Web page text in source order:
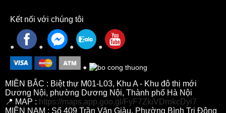
Kết nối với chúng tôi
MIỀN BẮC : Biệt thự M01-L03, Khu A - Khu đô thị mới
Dương Nội, phường Dương Nội, Thành phố Hà Nội
📍 MAP : https://maps.app.goo.gl/FyF7ZkiVDrokcDyi7
MIỀN NAM : Số 409 Trần Văn Giàu, Phường Bình Trị Đông